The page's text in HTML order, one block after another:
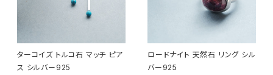
ターコイズ トルコ石 マッチ ピア
ス シルバー925
ロードナイト 天然石 リング シル
バー925